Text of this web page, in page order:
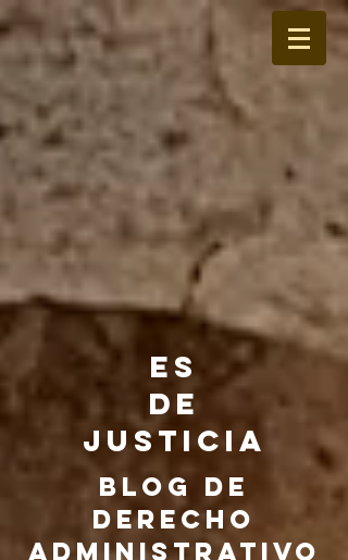
ES
DE
JUSTICIA
BLOG DE
DERECHO
ADMINISTRATIVO